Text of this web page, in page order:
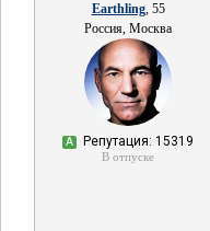
Earthling, 55
Россия, Москва
А Репутация: 15319
В отпуске